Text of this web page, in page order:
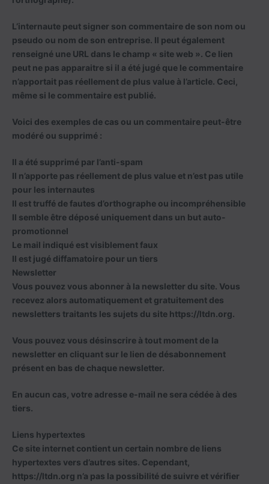
L’internaute peut signer son commentaire de son nom ou
pseudo ou nom de son entreprise. Il peut également
renseigné une URL dans le champ « site web ». Ce lien
peut ne pas apparaitre si il a été jugé que le commentaire
n’apportait pas réellement de plus value à l’article. Ceci,
même si le commentaire est publié.
Voici des exemples de cas ou un commentaire peut-être
modéré ou supprimé :
Il a été supprimé par l’anti-spam
Il n’apporte pas réellement de plus value et n’est pas utile
pour les internautes
Il est truffé de fautes d’orthographe ou incompréhensible
Il semble être déposé uniquement dans un but auto-
promotionnel
Le mail indiqué est visiblement faux
Il est jugé diffamatoire pour un tiers
Newsletter
Vous pouvez vous abonner à la newsletter du site. Vous
recevez alors automatiquement et gratuitement des
newsletters traitants les sujets du site https://ltdn.org.
Vous pouvez vous désinscrire à tout moment de la
newsletter en cliquant sur le lien de désabonnement
présent en bas de chaque newsletter.
En aucun cas, votre adresse e-mail ne sera cédée à des
tiers.
Liens hypertextes
Ce site internet contient un certain nombre de liens
hypertextes vers d’autres sites. Cependant,
https://ltdn.org n’a pas la possibilité de suivre et vérifier